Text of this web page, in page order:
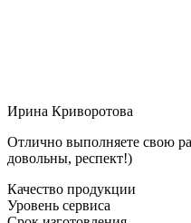
Ирина Криворотова
Отлично выполняете свою
довольны, респект!)
Качество продукции
Уровень сервиса